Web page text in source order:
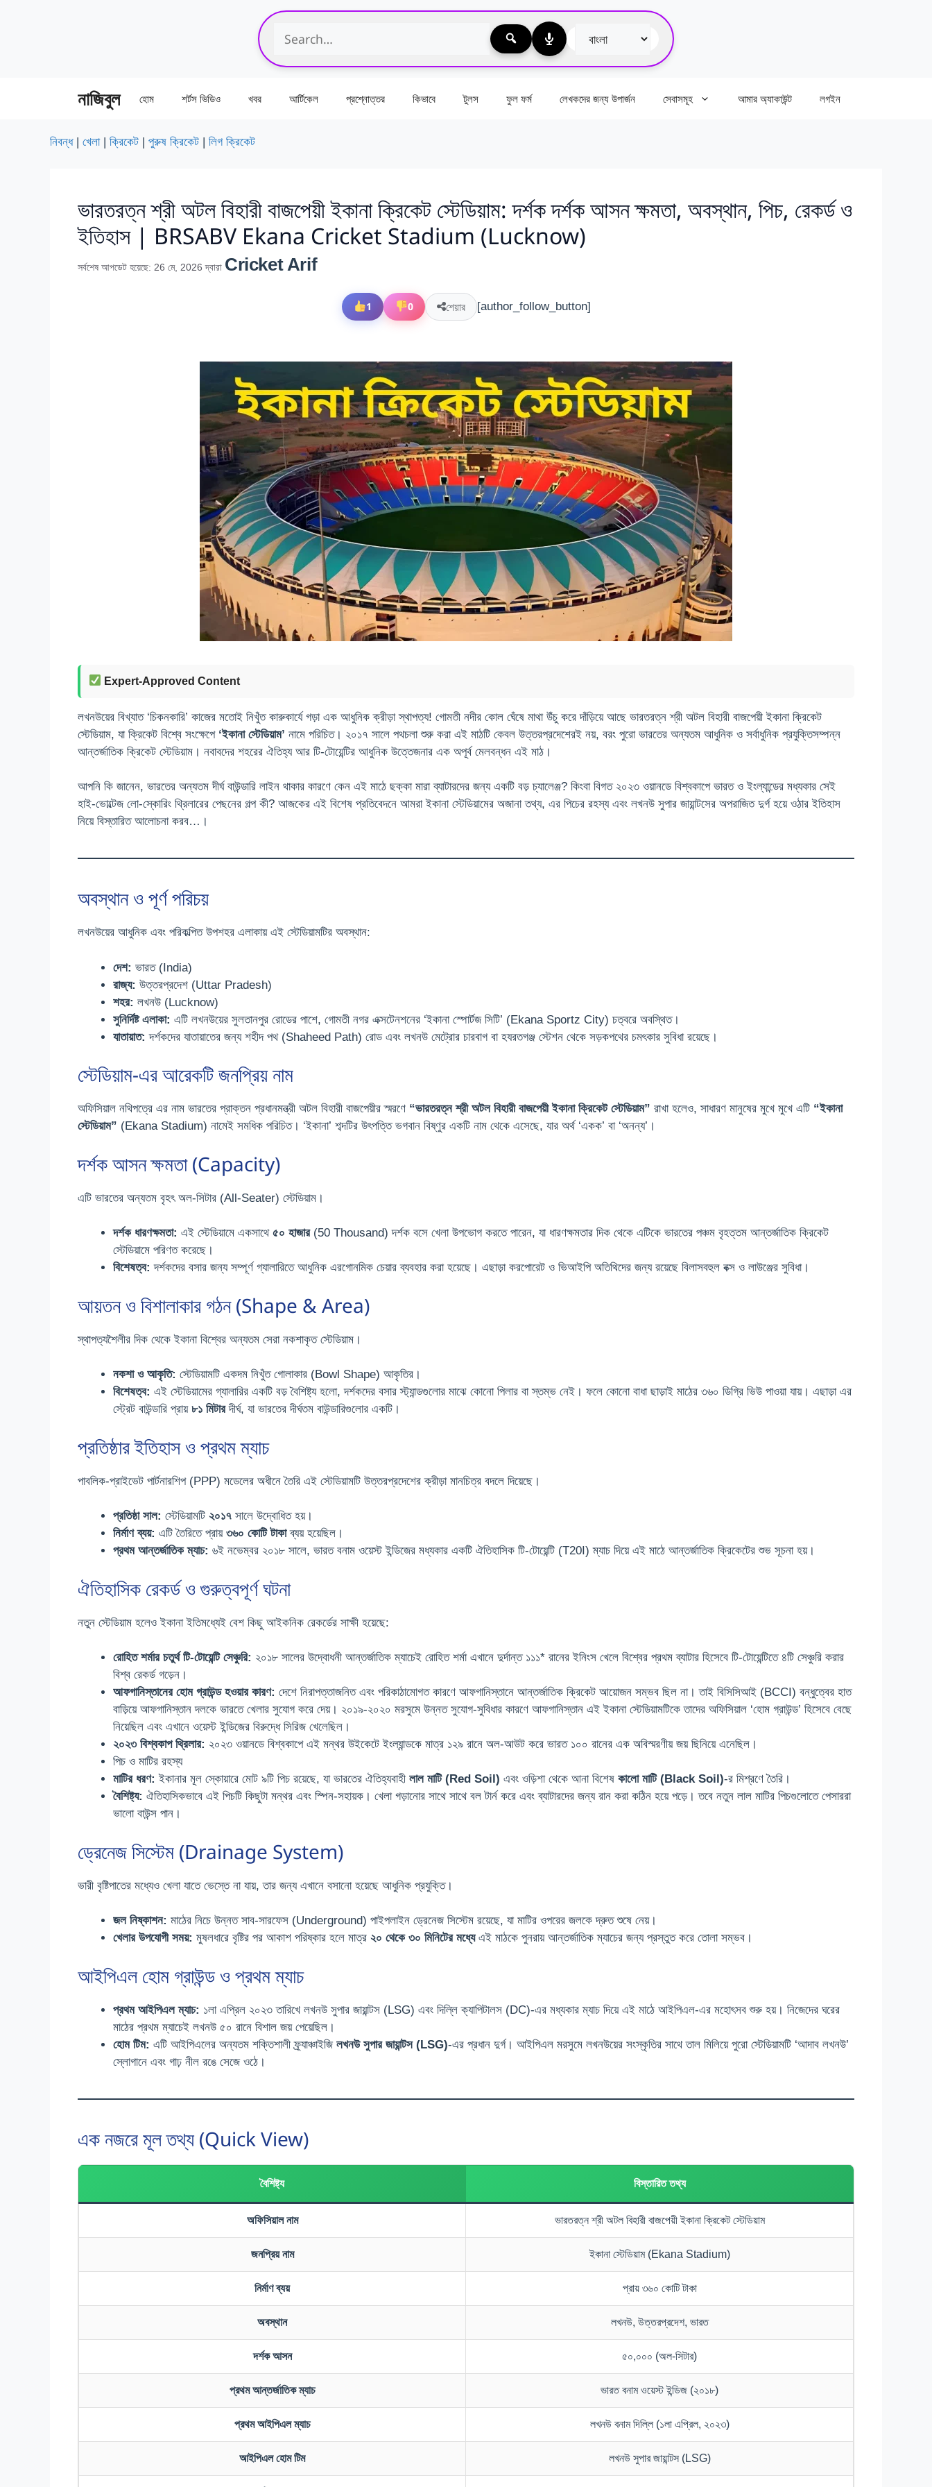
নাজিবুল হোম শর্টস ভিডিও খবর আর্টিকেল প্রশ্নোত্তর কিভাবে টুলস ফুল ফর্ম লেখকদের জন্য উপার্জন সেবাসমূহ আমার অ্যাকাউন্ট লগইন
নিবন্ধ| খেলা| ক্রিকেট | পুরুষ ক্রিকেট | লিগ ক্রিকেট
ভারতরত্ন শ্রী অটল বিহারী বাজপেয়ী ইকানা ক্রিকেট স্টেডিয়াম: দর্শক দর্শক আসন ক্ষমতা, অবস্থান, পিচ, রেকর্ড ও
ইতিহাস | BRSABV Ekana Cricket Stadium (Lucknow)
সর্বশেষ আপডেট হয়েছে: 26 মে, 2026দ্বারা Cricket Arif
1 0 শেয়ার [author_follow_button]
Expert-Approved Content
লখনউয়ের বিখ্যাত ‘চিকনকারি’ কাজের মতোই নিখুঁত কারুকার্যে গড়া এক আধুনিক ক্রীড়া স্থাপত্য! গোমতী নদীর কোল ঘেঁষে মাথা উঁচু করে দাঁড়িয়ে আছে ভারতরত্ন শ্রী অটল বিহারী বাজপেয়ী ইকানা ক্রিকেট
স্টেডিয়াম, যা ক্রিকেট বিশ্বে সংক্ষেপে ‘ইকানা স্টেডিয়াম’ নামে পরিচিত। ২০১৭ সালে পথচলা শুরু করা এই মাঠটি কেবল উত্তরপ্রদেশেরই নয়, বরং পুরো ভারতের অন্যতম আধুনিক ও সর্বাধুনিক প্রযুক্তিসম্পন্ন
আন্তর্জাতিক ক্রিকেট স্টেডিয়াম। নবাবদের শহরের ঐতিহ্য আর টি-টোয়েন্টির আধুনিক উত্তেজনার এক অপূর্ব মেলবন্ধন এই মাঠ।
আপনি কি জানেন, ভারতের অন্যতম দীর্ঘ বাউন্ডারি লাইন থাকার কারণে কেন এই মাঠে ছক্কা মারা ব্যাটারদের জন্য একটি বড় চ্যালেঞ্জ? কিংবা বিগত ২০২৩ ওয়ানডে বিশ্বকাপে ভারত ও ইংল্যান্ডের মধ্যকার সেই
হাই-ভোল্টেজ লো-স্কোরিং থ্রিলারের পেছনের গল্প কী? আজকের এই বিশেষ প্রতিবেদনে আমরা ইকানা স্টেডিয়ামের অজানা তথ্য, এর পিচের রহস্য এবং লখনউ সুপার জায়ান্টসের অপরাজিত দুর্গ হয়ে ওঠার ইতিহাস
নিয়ে বিস্তারিত আলোচনা করব…।
অবস্থান ও পূর্ণ পরিচয়
লখনউয়ের আধুনিক এবং পরিকল্পিত উপশহর এলাকায় এই স্টেডিয়ামটির অবস্থান:
দেশ: ভারত (India)
রাজ্য: উত্তরপ্রদেশ (Uttar Pradesh)
শহর: লখনউ (Lucknow)
সুনির্দিষ্ট এলাকা: এটি লখনউয়ের সুলতানপুর রোডের পাশে, গোমতী নগর এক্সটেনশনের ‘ইকানা স্পোর্টজ সিটি’ (Ekana Sportz City) চত্বরে অবস্থিত।
যাতায়াত: দর্শকদের যাতায়াতের জন্য শহীদ পথ (Shaheed Path) রোড এবং লখনউ মেট্রোর চারবাগ বা হযরতগঞ্জ স্টেশন থেকে সড়কপথের চমৎকার সুবিধা রয়েছে।
স্টেডিয়াম-এর আরেকটি জনপ্রিয় নাম
অফিসিয়াল নথিপত্রে এর নাম ভারতের প্রাক্তন প্রধানমন্ত্রী অটল বিহারী বাজপেয়ীর স্মরণে “ভারতরত্ন শ্রী অটল বিহারী বাজপেয়ী ইকানা ক্রিকেট স্টেডিয়াম” রাখা হলেও, সাধারণ মানুষের মুখে মুখে এটি “ইকানা
স্টেডিয়াম” (Ekana Stadium) নামেই সমধিক পরিচিত। ‘ইকানা’ শব্দটির উৎপত্তি ভগবান বিষ্ণুর একটি নাম থেকে এসেছে, যার অর্থ ‘একক’ বা ‘অনন্য’।
দর্শক আসন ক্ষমতা (Capacity)
এটি ভারতের অন্যতম বৃহৎ অল-সিটার (All-Seater) স্টেডিয়াম।
দর্শক ধারণক্ষমতা: এই স্টেডিয়ামে একসাথে ৫০ হাজার(50 Thousand) দর্শক বসে খেলা উপভোগ করতে পারেন, যা ধারণক্ষমতার দিক থেকে এটিকে ভারতের পঞ্চম বৃহত্তম আন্তর্জাতিক ক্রিকেট
স্টেডিয়ামে পরিণত করেছে।
বিশেষত্ব: দর্শকদের বসার জন্য সম্পূর্ণ গ্যালারিতে আধুনিক এরগোনমিক চেয়ার ব্যবহার করা হয়েছে। এছাড়া করপোরেট ও ভিআইপি অতিথিদের জন্য রয়েছে বিলাসবহুল বক্স ও লাউঞ্জের সুবিধা।
আয়তন ও বিশালাকার গঠন (Shape & Area)
স্থাপত্যশৈলীর দিক থেকে ইকানা বিশ্বের অন্যতম সেরা নকশাকৃত স্টেডিয়াম।
নকশা ও আকৃতি: স্টেডিয়ামটি একদম নিখুঁত গোলাকার (Bowl Shape) আকৃতির।
বিশেষত্ব: এই স্টেডিয়ামের গ্যালারির একটি বড় বৈশিষ্ট্য হলো, দর্শকদের বসার স্ট্যান্ডগুলোর মাঝে কোনো পিলার বা স্তম্ভ নেই। ফলে কোনো বাধা ছাড়াই মাঠের ৩৬০ ডিগ্রি ভিউ পাওয়া যায়। এছাড়া এর
স্ট্রেট বাউন্ডারি প্রায় ৮১ মিটারদীর্ঘ, যা ভারতের দীর্ঘতম বাউন্ডারিগুলোর একটি।
প্রতিষ্ঠার ইতিহাস ও প্রথম ম্যাচ
পাবলিক-প্রাইভেট পার্টনারশিপ (PPP) মডেলের অধীনে তৈরি এই স্টেডিয়ামটি উত্তরপ্রদেশের ক্রীড়া মানচিত্র বদলে দিয়েছে।
প্রতিষ্ঠা সাল: স্টেডিয়ামটি ২০১৭ সালে উদ্বোধিত হয়।
নির্মাণ ব্যয়: এটি তৈরিতে প্রায় ৩৬০ কোটি টাকাব্যয় হয়েছিল।
প্রথম আন্তর্জাতিক ম্যাচ: ৬ই নভেম্বর ২০১৮ সালে, ভারত বনাম ওয়েস্ট ইন্ডিজের মধ্যকার একটি ঐতিহাসিক টি-টোয়েন্টি (T20I) ম্যাচ দিয়ে এই মাঠে আন্তর্জাতিক ক্রিকেটের শুভ সূচনা হয়।
ঐতিহাসিক রেকর্ড ও গুরুত্বপূর্ণ ঘটনা
নতুন স্টেডিয়াম হলেও ইকানা ইতিমধ্যেই বেশ কিছু আইকনিক রেকর্ডের সাক্ষী হয়েছে:
রোহিত শর্মার চতুর্থ টি-টোয়েন্টি সেঞ্চুরি: ২০১৮ সালের উদ্বোধনী আন্তর্জাতিক ম্যাচেই রোহিত শর্মা এখানে দুর্দান্ত ১১১* রানের ইনিংস খেলে বিশ্বের প্রথম ব্যাটার হিসেবে টি-টোয়েন্টিতে ৪টি সেঞ্চুরি করার
বিশ্ব রেকর্ড গড়েন।
আফগানিস্তানের হোম গ্রাউন্ড হওয়ার কারণ: দেশে নিরাপত্তাজনিত এবং পরিকাঠামোগত কারণে আফগানিস্তানে আন্তর্জাতিক ক্রিকেট আয়োজন সম্ভব ছিল না। তাই বিসিসিআই (BCCI) বন্ধুত্বের হাত
বাড়িয়ে আফগানিস্তান দলকে ভারতে খেলার সুযোগ করে দেয়। ২০১৯-২০২০ মরসুমে উন্নত সুযোগ-সুবিধার কারণে আফগানিস্তান এই ইকানা স্টেডিয়ামটিকে তাদের অফিসিয়াল ‘হোম গ্রাউন্ড’ হিসেবে বেছে
নিয়েছিল এবং এখানে ওয়েস্ট ইন্ডিজের বিরুদ্ধে সিরিজ খেলেছিল।
২০২৩ বিশ্বকাপ থ্রিলার: ২০২৩ ওয়ানডে বিশ্বকাপে এই মন্থর উইকেটে ইংল্যান্ডকে মাত্র ১২৯ রানে অল-আউট করে ভারত ১০০ রানের এক অবিস্মরণীয় জয় ছিনিয়ে এনেছিল।
পিচ ও মাটির রহস্য
মাটির ধরণ: ইকানার মূল স্কোয়ারে মোট ৯টি পিচ রয়েছে, যা ভারতের ঐতিহ্যবাহী লাল মাটি (Red Soil) এবং ওড়িশা থেকে আনা বিশেষ কালো মাটি (Black Soil)-র মিশ্রণে তৈরি।
বৈশিষ্ট্য: ঐতিহাসিকভাবে এই পিচটি কিছুটা মন্থর এবং স্পিন-সহায়ক। খেলা গড়ানোর সাথে সাথে বল টার্ন করে এবং ব্যাটারদের জন্য রান করা কঠিন হয়ে পড়ে। তবে নতুন লাল মাটির পিচগুলোতে পেসাররা
ভালো বাউন্স পান।
ড্রেনেজ সিস্টেম (Drainage System)
ভারী বৃষ্টিপাতের মধ্যেও খেলা যাতে ভেস্তে না যায়, তার জন্য এখানে বসানো হয়েছে আধুনিক প্রযুক্তি।
জল নিষ্কাশন: মাঠের নিচে উন্নত সাব-সারফেস (Underground) পাইপলাইন ড্রেনেজ সিস্টেম রয়েছে, যা মাটির ওপরের জলকে দ্রুত শুষে নেয়।
খেলার উপযোগী সময়: মুষলধারে বৃষ্টির পর আকাশ পরিষ্কার হলে মাত্র ২০ থেকে ৩০ মিনিটের মধ্যেএই মাঠকে পুনরায় আন্তর্জাতিক ম্যাচের জন্য প্রস্তুত করে তোলা সম্ভব।
আইপিএল হোম গ্রাউন্ড ও প্রথম ম্যাচ
প্রথম আইপিএল ম্যাচ: ১লা এপ্রিল ২০২৩ তারিখে লখনউ সুপার জায়ান্টস (LSG) এবং দিল্লি ক্যাপিটালস (DC)-এর মধ্যকার ম্যাচ দিয়ে এই মাঠে আইপিএল-এর মহোৎসব শুরু হয়। নিজেদের ঘরের
মাঠের প্রথম ম্যাচেই লখনউ ৫০ রানে বিশাল জয় পেয়েছিল।
হোম টিম: এটি আইপিএলের অন্যতম শক্তিশালী ফ্র্যাঞ্চাইজি লখনউ সুপার জায়ান্টস (LSG)-এর প্রধান দুর্গ। আইপিএল মরসুমে লখনউয়ের সংস্কৃতির সাথে তাল মিলিয়ে পুরো স্টেডিয়ামটি ‘আদাব লখনউ’
স্লোগানে এবং গাঢ় নীল রঙে সেজে ওঠে।
এক নজরে মূল তথ্য (Quick View)
বৈশিষ্ট্য বিস্তারিত তথ্য
অফিসিয়াল নাম ভারতরত্ন শ্রী অটল বিহারী বাজপেয়ী ইকানা ক্রিকেট স্টেডিয়াম
জনপ্রিয় নাম ইকানা স্টেডিয়াম (Ekana Stadium)
নির্মাণ ব্যয় প্রায় ৩৬০ কোটি টাকা
অবস্থান লখনউ, উত্তরপ্রদেশ, ভারত
দর্শক আসন ৫০,০০০ (অল-সিটার)
প্রথম আন্তর্জাতিক ম্যাচ ভারত বনাম ওয়েস্ট ইন্ডিজ (২০১৮)
প্রথম আইপিএল ম্যাচ লখনউ বনাম দিল্লি (১লা এপ্রিল, ২০২৩)
আইপিএল হোম টিম লখনউ সুপার জায়ান্টস (LSG)